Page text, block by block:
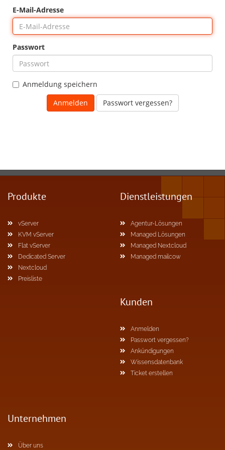
E-Mail-Adresse
Passwort
Anmeldung speichern
Passwort vergessen?
Produkte
vServer
KVM vServer
Flat vServer
Dedicated Server
Nextcloud
Preisliste
Dienstleistungen
Agentur-Lösungen
Managed Lösungen
Managed Nextcloud
Managed mailcow
Kunden
Anmelden
Passwort vergessen?
Ankündigungen
Wissensdatenbank
Ticket erstellen
Unternehmen
Über uns